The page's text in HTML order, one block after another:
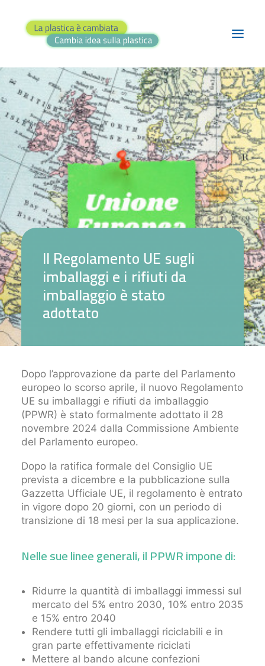
BLOG
PROGETTI
TEATRO
RASSEGNA STAMPA
CONTATTI
IlRegolamentoUEsugli
imballaggiei rifiutida
imballaggioèstato
adottato
Dopo l’approvazione da parte del Parlamento
europeo lo scorso aprile, il nuovo Regolamento
UE su imballaggi e rifiuti da imballaggio
(PPWR) è stato formalmente adottato il 28
novembre 2024 dalla Commissione Ambiente
del Parlamento europeo.
Dopo la ratifica formale del Consiglio UE
prevista a dicembre e la pubblicazione sulla
Gazzetta Ufficiale UE, il regolamento è entrato
in vigore dopo 20 giorni, con un periodo di
transizione di 18 mesi per la sua applicazione.
Nelle sue linee generali, il PPWR impone di:
Ridurre la quantità di imballaggi immessi sul
mercato del 5% entro 2030, 10% entro 2035
e 15% entro 2040
Rendere tutti gli imballaggi riciclabili e in
gran parte effettivamente riciclati
Mettere al bando alcune confezioni